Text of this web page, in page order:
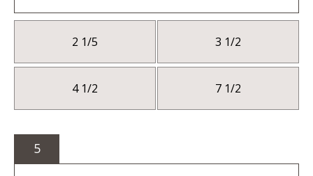
2 1/5 3 1/2
4 1/2 7 1/2
5